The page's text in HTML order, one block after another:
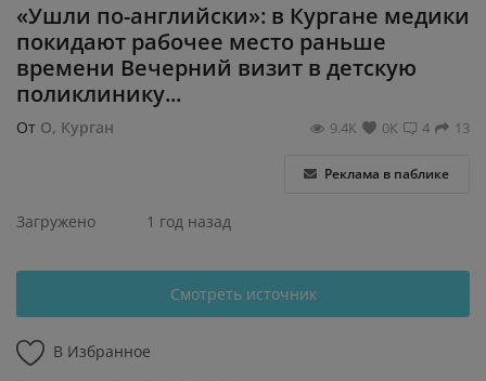
«Ушли по-английски»: в Кургане медики
покидают рабочее место раньше
времени Вечерний визит в детскую
поликлинику...
От О, Курган 13
4
0К
9.4К
Реклама в паблике
Загружено 1 год назад
Смотреть источник
В Избранное